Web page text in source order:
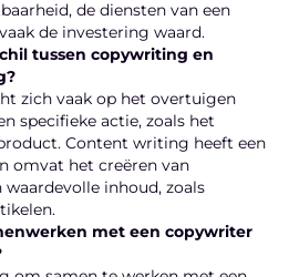
de diensten van een
de investering waard.
tussen copywriting en
zich vaak op het overtuigen
specifieke actie, zoals het
Content writing heeft een
omvat het creëren van
inhoud, zoals
met een copywriter